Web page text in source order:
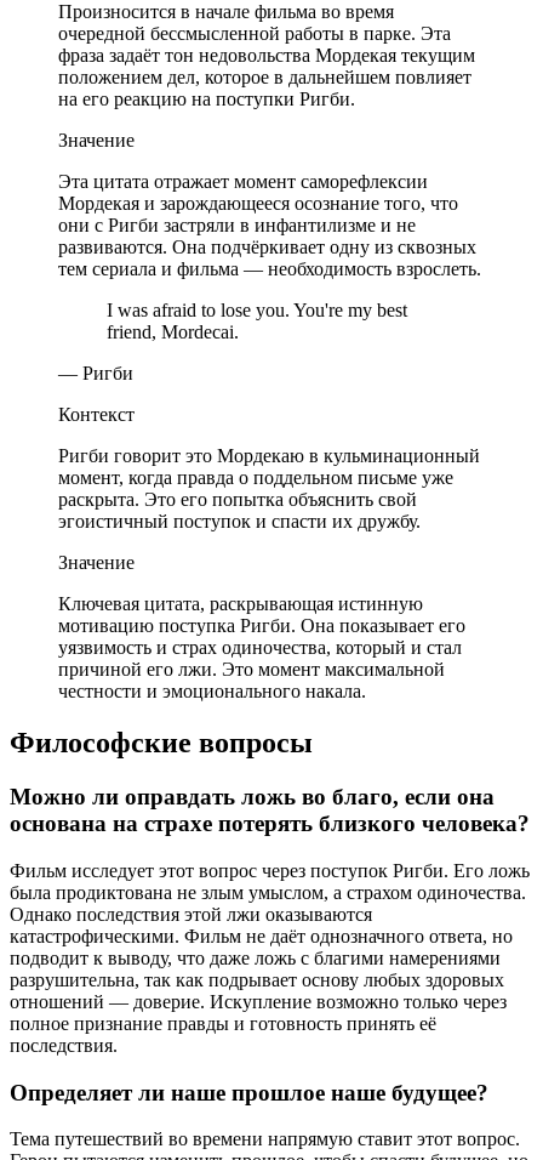
Произносится в начале фильма во время
очередной бессмысленной работы в парке. Эта
фраза задаёт тон недовольства Мордекая текущим
положением дел, которое в дальнейшем повлияет
на его реакцию на поступки Ригби.
Значение
Эта цитата отражает момент саморефлексии
Мордекая и зарождающееся осознание того, что
они с Ригби застряли в инфантилизме и не
развиваются. Она подчёркивает одну из сквозных
тем сериала и фильма — необходимость взрослеть.
I was afraid to lose you. You're my best
friend, Mordecai.
— Ригби
Контекст
Ригби говорит это Мордекаю в кульминационный
момент, когда правда о поддельном письме уже
раскрыта. Это его попытка объяснить свой
эгоистичный поступок и спасти их дружбу.
Значение
Ключевая цитата, раскрывающая истинную
мотивацию поступка Ригби. Она показывает его
уязвимость и страх одиночества, который и стал
причиной его лжи. Это момент максимальной
честности и эмоционального накала.
Философские вопросы
Можно ли оправдать ложь во благо, если она
основана на страхе потерять близкого человека?
Фильм исследует этот вопрос через поступок Ригби. Его ложь
была продиктована не злым умыслом, а страхом одиночества.
Однако последствия этой лжи оказываются
катастрофическими. Фильм не даёт однозначного ответа, но
подводит к выводу, что даже ложь с благими намерениями
разрушительна, так как подрывает основу любых здоровых
отношений — доверие. Искупление возможно только через
полное признание правды и готовность принять её
последствия.
Определяет ли наше прошлое наше будущее?
Тема путешествий во времени напрямую ставит этот вопрос.